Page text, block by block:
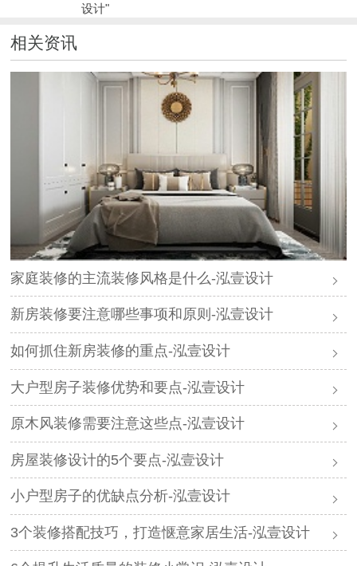
设计"
相关资讯
家庭装修的主流装修风格是什么-泓壹设计
新房装修要注意哪些事项和原则-泓壹设计
如何抓住新房装修的重点-泓壹设计
大户型房子装修优势和要点-泓壹设计
原木风装修需要注意这些点-泓壹设计
房屋装修设计的5个要点-泓壹设计
小户型房子的优缺点分析-泓壹设计
3个装修搭配技巧，打造惬意家居生活-泓壹设计